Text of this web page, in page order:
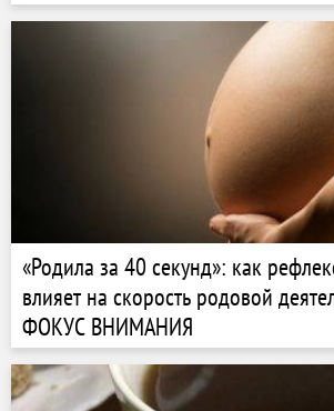
«Родила за 40 секунд»: как
влияет на скорость родовой
ФОКУС ВНИМАНИЯ